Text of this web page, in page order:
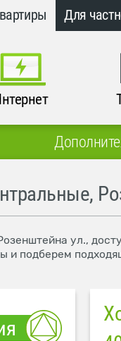
Для
ул.,
и подберем